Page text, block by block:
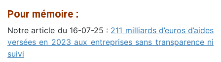
Pour mémoire :
Notre article du 16-07-25 : 211 milliards d’euros d’aides
versées en 2023 aux entreprises sans transparence ni
suivi